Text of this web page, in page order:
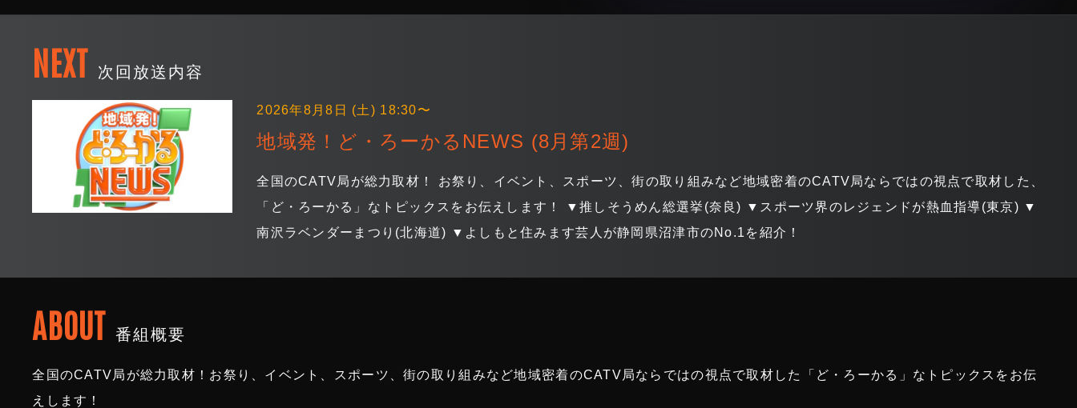
NEXT 次回放送内容
2026年8月8日 (土) 18:30〜
地域発！ど・ろーかるNEWS (8月第2週)
全国のCATV局が総力取材！ お祭り、イベント、スポーツ、街の取り組みなど地域密着のCATV局ならではの視点で取材した、
「ど・ろーかる」なトピックスをお伝えします！ ▼推しそうめん総選挙(奈良) ▼スポーツ界のレジェンドが熱血指導(東京) ▼
南沢ラベンダーまつり(北海道) ▼よしもと住みます芸人が静岡県沼津市のNo.1を紹介！
ABOUT 番組概要
全国のCATV局が総力取材！お祭り、イベント、スポーツ、街の取り組みなど地域密着のCATV局ならではの視点で取材した「ど・ろーかる」なトピックスをお伝
えします！